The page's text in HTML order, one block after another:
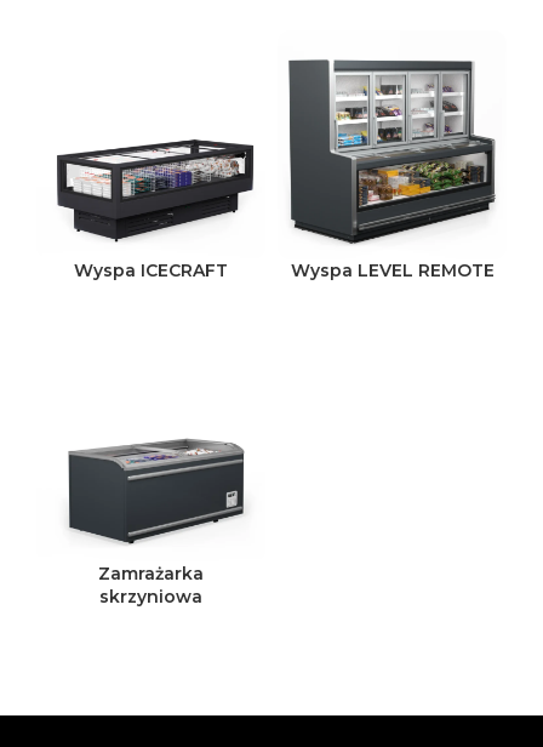
Wyspa ICECRAFT Wyspa LEVEL REMOTE
Zamrażarka
skrzyniowa